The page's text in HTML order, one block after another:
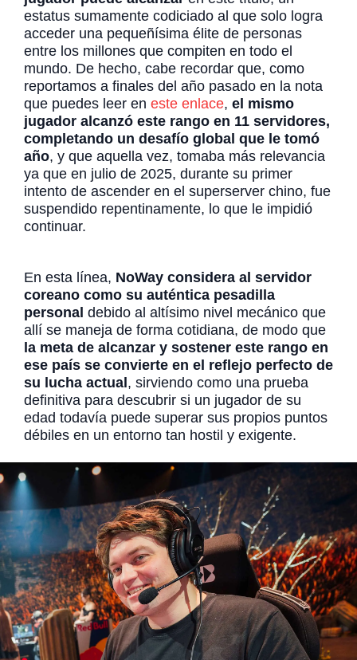
estatus sumamente codiciado al que solo logra
acceder una pequeñísima élite de personas
entre los millones que compiten en todo el
mundo. De hecho, cabe recordar que, como
reportamos a finales del año pasado en la nota
que puedes leer en este enlace, el mismo
jugador alcanzó este rango en 11 servidores,
completando un desafío global que le tomó
año, y que aquella vez, tomaba más relevancia
ya que en julio de 2025, durante su primer
intento de ascender en el superserver chino, fue
suspendido repentinamente, lo que le impidió
continuar.
En esta línea, NoWay considera al servidor
coreano como su auténtica pesadilla
personal debido al altísimo nivel mecánico que
allí se maneja de forma cotidiana, de modo que
la meta de alcanzar y sostener este rango en
ese país se convierte en el reflejo perfecto de
su lucha actual , sirviendo como una prueba
definitiva para descubrir si un jugador de su
edad todavía puede superar sus propios puntos
débiles en un entorno tan hostil y exigente.